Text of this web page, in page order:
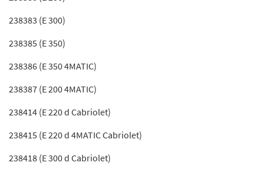
238383 (E 300)
238385 (E 350)
238386 (E 350 4MATIC)
238387 (E 200 4MATIC)
238414 (E 220 d Cabriolet)
238415 (E 220 d 4MATIC Cabriolet)
238418 (E 300 d Cabriolet)